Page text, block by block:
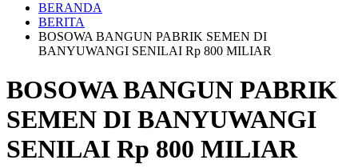
BERANDA
BERITA
BOSOWA BANGUN PABRIK SEMEN DI
BANYUWANGI SENILAI Rp 800 MILIAR
BOSOWA BANGUN PABRIK
SEMEN DI BANYUWANGI
SENILAI Rp 800 MILIAR